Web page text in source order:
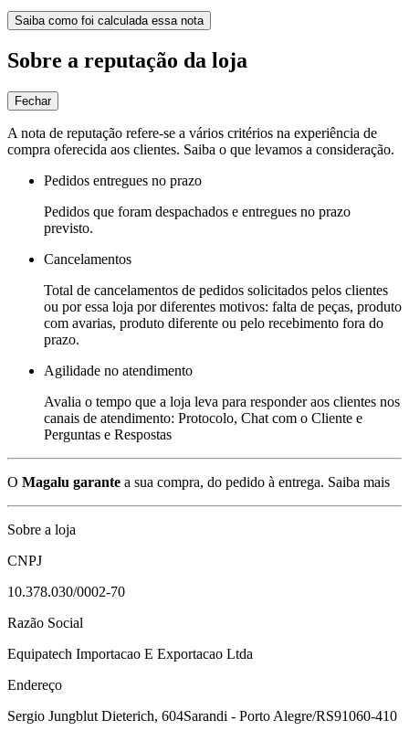
Saiba como foi calculada essa nota
Sobre a reputação da loja
Fechar
A nota de reputação refere-se a vários critérios na experiência de
compra oferecida aos clientes. Saiba o que levamos a consideração.
Pedidos entregues no prazo
Pedidos que foram despachados e entregues no prazo
previsto.
Cancelamentos
Total de cancelamentos de pedidos solicitados pelos clientes
ou por essa loja por diferentes motivos: falta de peças, produto
com avarias, produto diferente ou pelo recebimento fora do
prazo.
Agilidade no atendimento
Avalia o tempo que a loja leva para responder aos clientes nos
canais de atendimento: Protocolo, Chat com o Cliente e
Perguntas e Respostas
O Magalu garante a sua compra, do pedido à entrega. Saiba mais
Sobre a loja
CNPJ
10.378.030/0002-70
Razão Social
Equipatech Importacao E Exportacao Ltda
Endereço
Sergio Jungblut Dieterich, 604Sarandi - Porto Alegre/RS91060-410